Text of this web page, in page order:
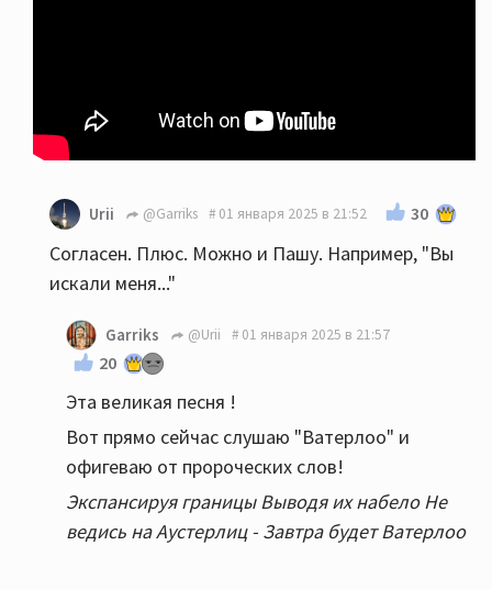
Urii @Garriks 01 января 2025 в 21:52 30
Согласен. Плюс. Можно и Пашу. Например, "Вы
искали меня..."
Garriks @Urii 01 января 2025 в 21:57
20
Эта великая песня !
Вот прямо сейчас слушаю "Ватерлоо" и
офигеваю от пророческих слов!
Экспансируя границы Выводя их набело Не
ведись на Аустерлиц - Завтра будет Ватерлоо